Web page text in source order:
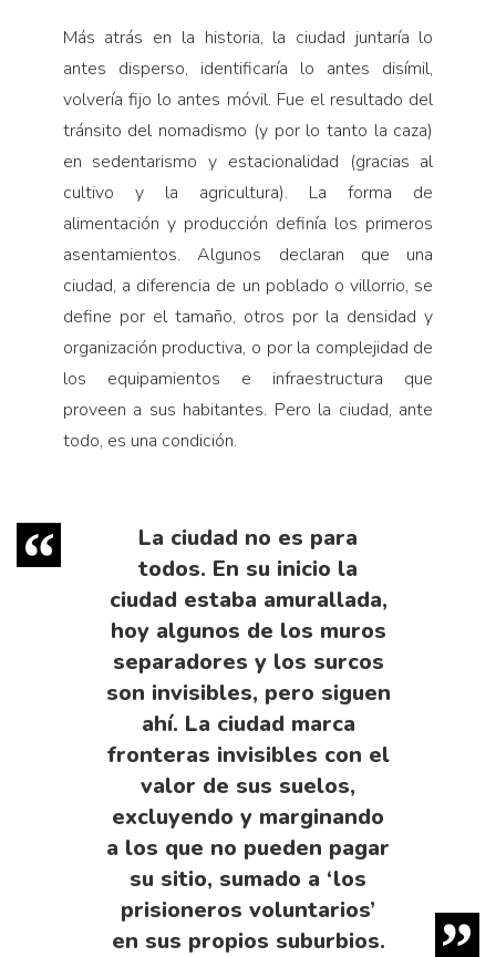
Más atrás en la historia, la ciudad juntaría lo
antes disperso, identificaría lo antes disímil,
volvería fijo lo antes móvil. Fue el resultado del
tránsito del nomadismo (y por lo tanto la caza)
en sedentarismo y estacionalidad (gracias al
cultivo y la agricultura). La forma de
alimentación y producción definía los primeros
asentamientos. Algunos declaran que una
ciudad, a diferencia de un poblado o villorrio, se
define por el tamaño, otros por la densidad y
organización productiva, o por la complejidad de
los equipamientos e infraestructura que
proveen a sus habitantes. Pero la ciudad, ante
todo, es una condición.
La ciudad no es para
todos. En su inicio la
ciudad estaba amurallada,
hoy algunos de los muros
separadores y los surcos
son invisibles, pero siguen
ahí. La ciudad marca
fronteras invisibles con el
valor de sus suelos,
excluyendo y marginando
a los que no pueden pagar
su sitio, sumado a ‘los
prisioneros voluntarios’
en sus propios suburbios.